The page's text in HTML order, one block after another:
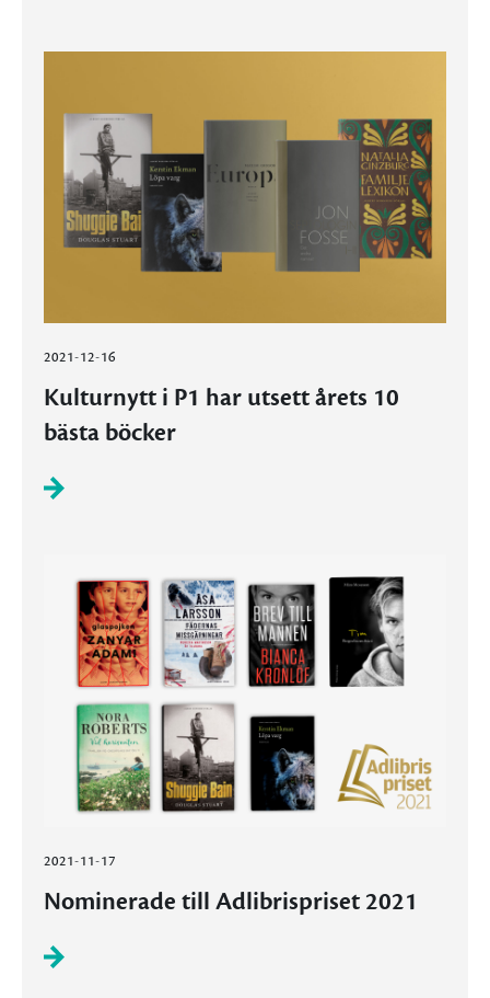
2021-12-16
Kulturnytt i P1 har utsett årets 10
bästa böcker
2021-11-17
Nominerade till Adlibrispriset 2021